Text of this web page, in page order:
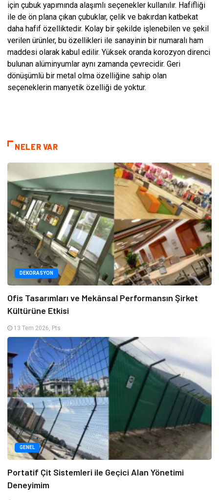
için çubuk yapımında alaşımlı seçenekler kullanılır. Hafifliği
ile de ön plana çıkan çubuklar, çelik ve bakırdan katbekat
daha hafif özelliktedir. Kolay bir şekilde işlenebilen ve şekil
verilen ürünler, bu özellikleri ile sanayinin bir numaralı ham
maddesi olarak kabul edilir. Yüksek oranda korozyon direnci
bulunan alüminyumlar aynı zamanda çevrecidir. Geri
dönüşümlü bir metal olma özelliğine sahip olan
seçeneklerin manyetik özelliği de yoktur.
NELER VAR
DEKORASYON
Ofis Tasarımları ve Mekânsal Performansın Şirket
Kültürüne Etkisi
13 Tem 2026, Pts
GENEL
Portatif Çit Sistemleri ile Geçici Alan Yönetimi
Deneyimim